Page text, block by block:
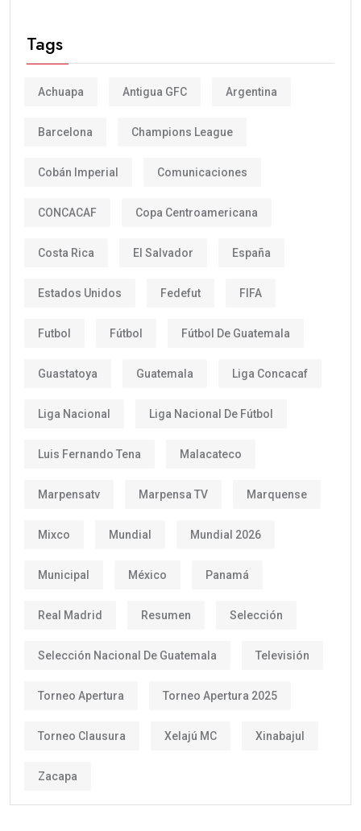
Tags
Achuapa Antigua GFC Argentina
Barcelona Champions League
Cobán Imperial Comunicaciones
CONCACAF Copa Centroamericana
Costa Rica El Salvador España
Estados Unidos Fedefut FIFA
Futbol Fútbol Fútbol De Guatemala
Guastatoya Guatemala Liga Concacaf
Liga Nacional Liga Nacional De Fútbol
Luis Fernando Tena Malacateco
Marpensatv Marpensa TV Marquense
Mixco Mundial Mundial 2026
Municipal México Panamá
Real Madrid Resumen Selección
Selección Nacional De Guatemala Televisión
Torneo Apertura Torneo Apertura 2025
Torneo Clausura Xelajú MC Xinabajul
Zacapa